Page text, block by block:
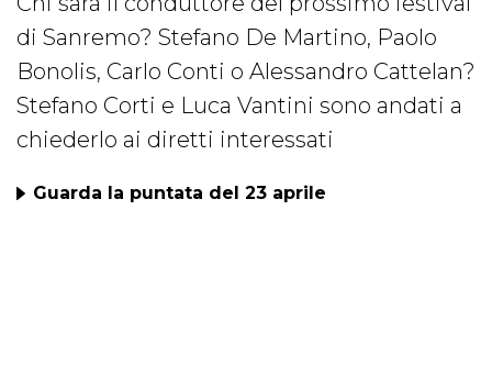
di Sanremo? Stefano De Martino, Paolo
Bonolis, Carlo Conti o Alessandro Cattelan?
Stefano Corti e Luca Vantini sono andati a
chiederlo ai diretti interessati
Guarda la puntata del 23 aprile